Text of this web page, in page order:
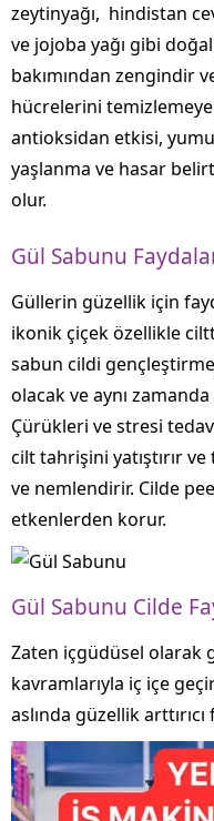
zeytinyağı, hindistan
ve jojoba yağı gibi
bakımından zengindir
hücrelerini temizlemeye
antioksidan etkisi,
yaşlanma ve hasar
olur.
Gül Sabunu
Güllerin güzellik için
ikonik çiçek özellikle
sabun cildi
olacak ve aynı
Çürükleri ve stresi
cilt tahrişini yatıştırır
ve nemlendirir. Cilde
etkenlerden korur.
Gül Sabunu Cilde
Zaten içgüdüsel olarak
kavramlarıyla iç içe
aslında güzellik